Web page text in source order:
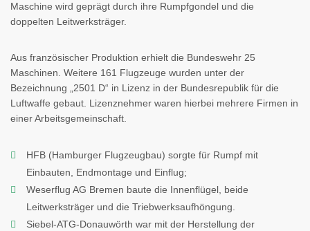
Maschine wird geprägt durch ihre Rumpfgondel und die
doppelten Leitwerksträger.
Aus französischer Produktion erhielt die Bundeswehr 25
Maschinen. Weitere 161 Flugzeuge wurden unter der
Bezeichnung „2501 D“ in Lizenz in der Bundesrepublik für die
Luftwaffe gebaut. Lizenznehmer waren hierbei mehrere Firmen in
einer Arbeitsgemeinschaft.
HFB (Hamburger Flugzeugbau) sorgte für Rumpf mit
Einbauten, Endmontage und Einflug;
Weserflug AG Bremen baute die Innenflügel, beide
Leitwerksträger und die Triebwerksaufhöngung.
Siebel-ATG-Donauwörth war mit der Herstellung der